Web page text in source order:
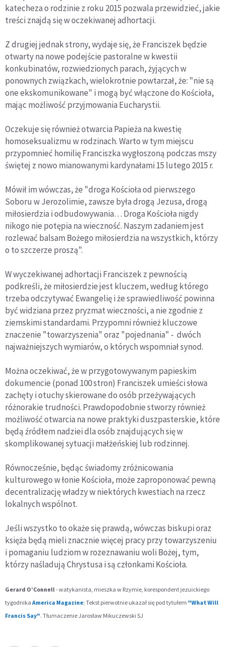
katecheza o rodzinie z roku 2015 pozwala przewidzieć, jakie
treści znajdą się w oczekiwanej adhortacji.
Z drugiej jednak strony, wydaje się, że Franciszek będzie
otwarty na nowe podejście pastoralne w kwestii
konkubinatów, rozwiedzionych parach, żyjących w
ponownych związkach, wielokrotnie powtarzał, że: "nie są
one ekskomunikowane" i mogą być włączone do Kościoła,
mając możliwość przyjmowania Eucharystii.
Oczekuje się również otwarcia Papieża na kwestię
homoseksualizmu w rodzinach. Warto w tym miejscu
przypomnieć homilię Franciszka wygłoszoną podczas mszy
świętej z nowo mianowanymi kardynałami 15 lutego 2015 r.
Mówił im wówczas, że "droga Kościoła od pierwszego
Soboru w Jerozolimie, zawsze była drogą Jezusa, drogą
miłosierdzia i odbudowywania… Droga Kościoła nigdy
nikogo nie potępia na wieczność. Naszym zadaniem jest
rozlewać balsam Bożego miłosierdzia na wszystkich, którzy
o to szczerze proszą".
W wyczekiwanej adhortacji Franciszek z pewnością
podkreśli, że miłosierdzie jest kluczem, według którego
trzeba odczytywać Ewangelię i że sprawiedliwość powinna
być widziana przez pryzmat wieczności, a nie zgodnie z
ziemskimi standardami. Przypomni również kluczowe
znaczenie "towarzyszenia" oraz "pojednania" - dwóch
najważniejszych wymiarów, o których wspomniał synod.
Można oczekiwać, że w przygotowywanym papieskim
dokumencie (ponad 100 stron) Franciszek umieści słowa
zachęty i otuchy skierowane do osób przeżywających
różnorakie trudności. Prawdopodobnie stworzy również
możliwość otwarcia na nowe praktyki duszpasterskie, które
będą źródłem nadziei dla osób znajdujących się w
skomplikowanej sytuacji małżeńskiej lub rodzinnej.
Równocześnie, będąc świadomy zróżnicowania
kulturowego w łonie Kościoła, może zaproponować pewną
decentralizację władzy w niektórych kwestiach na rzecz
lokalnych wspólnot.
Jeśli wszystko to okaże się prawdą, wówczas biskupi oraz
księża będą mieli znacznie więcej pracy przy towarzyszeniu
i pomaganiu ludziom w rozeznawaniu woli Bożej, tym,
którzy naśladują Chrystusa i są członkami Kościoła.
Gerard O’Connell - watykanista, mieszka w Rzymie, korespondent jezuickiego
tygodnika America Magazine; Tekst pierwotnie ukazał się pod tytułem "What Will
Francis Say". Tłumaczenie Jarosław Mikuczewski SJ